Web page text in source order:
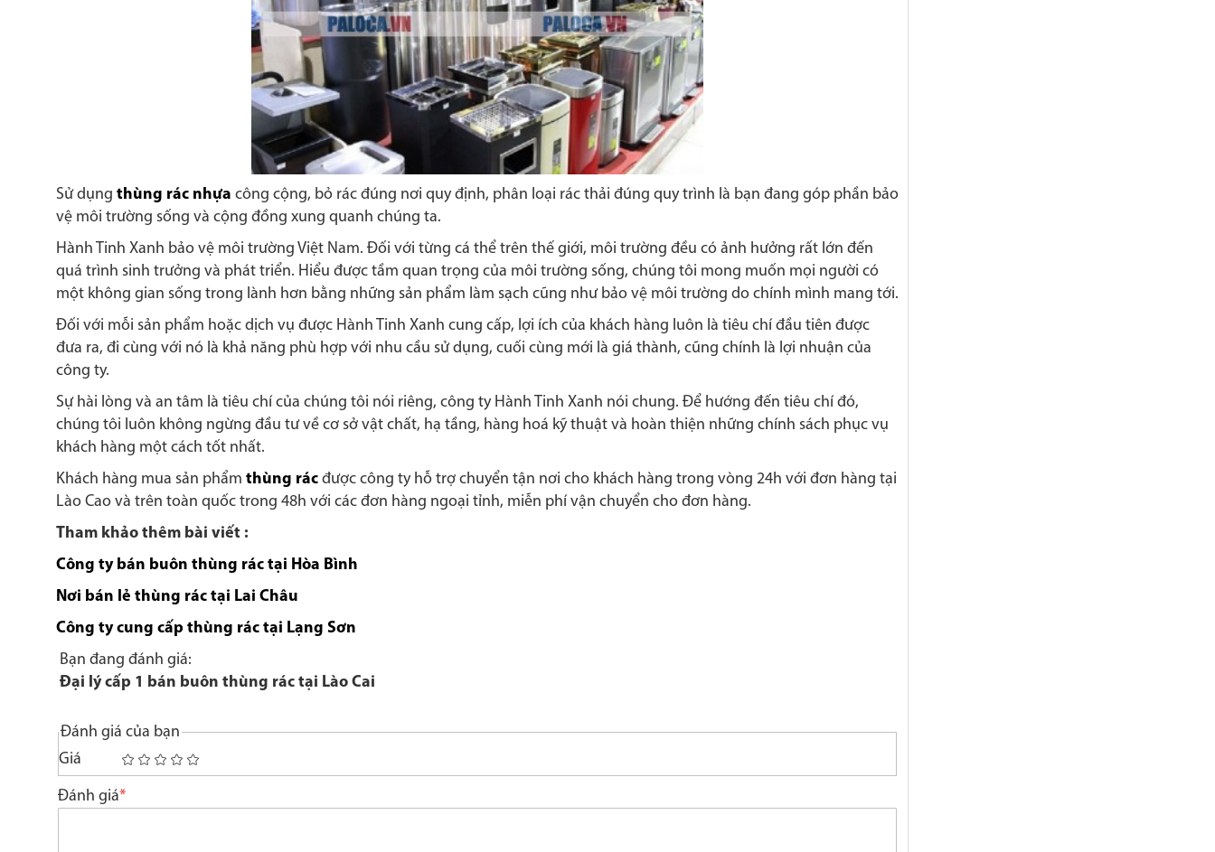
Sử dụng thùng rác nhựa công cộng, bỏ rác đúng nơi quy định, phân loại rác thải đúng quy trình là bạn đang góp phần bảo
vệ môi trường sống và cộng đồng xung quanh chúng ta.
Hành Tinh Xanh bảo vệ môi trường Việt Nam. Đối với từng cá thể trên thế giới, môi trường đều có ảnh hưởng rất lớn đến
quá trình sinh trưởng và phát triển. Hiểu được tầm quan trọng của môi trường sống, chúng tôi mong muốn mọi người có
một không gian sống trong lành hơn bằng những sản phẩm làm sạch cũng như bảo vệ môi trường do chính mình mang tới.
Đối với mỗi sản phẩm hoặc dịch vụ được Hành Tinh Xanh cung cấp, lợi ích của khách hàng luôn là tiêu chí đầu tiên được
đưa ra, đi cùng với nó là khả năng phù hợp với nhu cầu sử dụng, cuối cùng mới là giá thành, cũng chính là lợi nhuận của
công ty.
Sự hài lòng và an tâm là tiêu chí của chúng tôi nói riêng, công ty Hành Tinh Xanh nói chung. Để hướng đến tiêu chí đó,
chúng tôi luôn không ngừng đầu tư về cơ sở vật chất, hạ tầng, hàng hoá kỹ thuật và hoàn thiện những chính sách phục vụ
khách hàng một cách tốt nhất.
Khách hàng mua sản phẩm thùng rác được công ty hỗ trợ chuyển tận nơi cho khách hàng trong vòng 24h với đơn hàng tại
Lào Cao và trên toàn quốc trong 48h với các đơn hàng ngoại tỉnh, miễn phí vận chuyển cho đơn hàng.
Tham khảo thêm bài viết :
Công ty bán buôn thùng rác tại Hòa Bình
Nơi bán lẻ thùng rác tại Lai Châu
Công ty cung cấp thùng rác tại Lạng Sơn
Bạn đang đánh giá:
Đại lý cấp 1 bán buôn thùng rác tại Lào Cai
Đánh giá của bạn
Giá
1
star
2
stars
3
stars
4
stars
5
stars
Đánh giá